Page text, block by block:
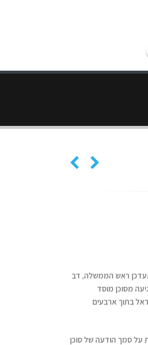
מתעדכן ראש הממשלה, דב
מסוכן מוסד
בתוך ארבעים
על סמך הודעה של סוכן